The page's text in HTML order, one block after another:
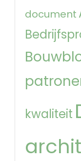
document
kwaliteit